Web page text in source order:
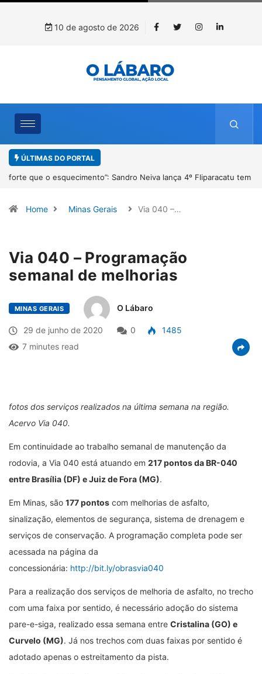
10 de agosto de 2026
ÚLTIMAS DO PORTAL
4º Fliparacatu tem inscrições abertas para o Prêmio de Redação e
Home Minas Gerais Via 040 –…
Via 040 – Programação
semanal de melhorias
MINAS GERAIS O Lábaro
29 de junho de 2020 0
1485
7 minutes read
fotos dos serviços realizados na última semana na região.
Acervo Via 040.
Em continuidade ao trabalho semanal de manutenção da
rodovia, a Via 040 está atuando em 217 pontos da BR-040
entre Brasília (DF) e Juiz de Fora (MG).
Em Minas, são 177 pontos com melhorias de asfalto,
sinalização, elementos de segurança, sistema de drenagem e
serviços de conservação. A programação completa pode ser
acessada na página da
concessionária: http://bit.ly/obrasvia040
Para a realização dos serviços de melhoria de asfalto, no trecho
com uma faixa por sentido, é necessário adoção do sistema
pare-e-siga, realizado essa semana entre Cristalina (GO) e
Curvelo (MG). Já nos trechos com duas faixas por sentido é
adotado apenas o estreitamento da pista.